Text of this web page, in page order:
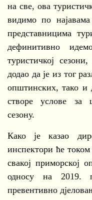
на све, ова
видимо по
представницима
дефинитивно
туристичкој
додао да је из тог
општинских, тако и
створе услове за
сезону.
Како је казао
инспектори ће
свакој приморској
односу на 2019.
превентивно